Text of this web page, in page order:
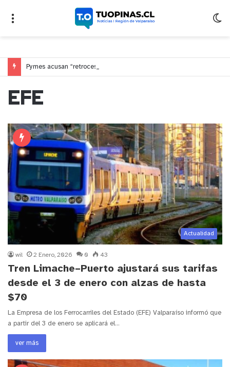
EFE
Actualidad
wil 2 Enero, 2026 0 43
Tren Limache–Puerto ajustará sus tarifas
desde el 3 de enero con alzas de hasta
$70
La Empresa de los Ferrocarriles del Estado (EFE) Valparaíso informó que
a partir del 3 de enero se aplicará el…
ver más